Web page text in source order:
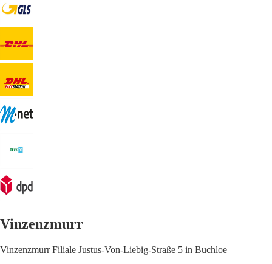
Vinzenzmurr
Vinzenzmurr Filiale Justus-Von-Liebig-Straße 5 in Buchloe